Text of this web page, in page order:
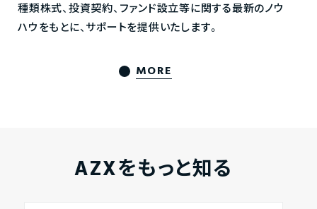
種類株式、投資契約、ファンド設立等に関する最新のノウ
ハウをもとに、サポートを提供いたします。
MORE
AZXをもっと知る